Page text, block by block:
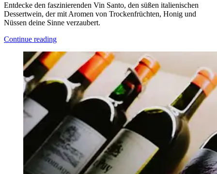
Entdecke den faszinierenden Vin Santo, den süßen italienischen
Dessertwein, der mit Aromen von Trockenfrüchten, Honig und
Nüssen deine Sinne verzaubert.
Continue reading